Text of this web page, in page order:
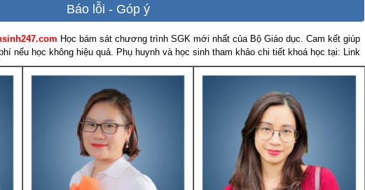
Báo lỗi - Góp ý
Học bám sát chương trình SGK mới nhất của Bộ Giáo dục. Cam kết giúp
nếu học không hiệu quả. Phụ huynh và học sinh tham khảo chi tiết khoá học tại: Link